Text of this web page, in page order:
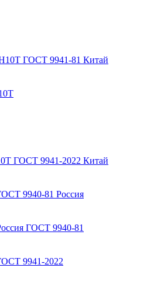
ГОСТ 9941-81 Китай
ГОСТ 9941-2022 Китай
9940-81 Россия
ГОСТ 9940-81
9941-2022